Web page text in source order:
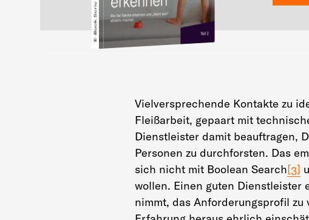
E-Book Serie
Vielversprechende Kontakte zu
Fleißarbeit, gepaart mit
Dienstleister damit beauftragen,
Personen zu durchforsten. Das
sich nicht mit Boolean Search[3]
wollen. Einen guten Dienstleister
nimmt, das Anforderungsprofil